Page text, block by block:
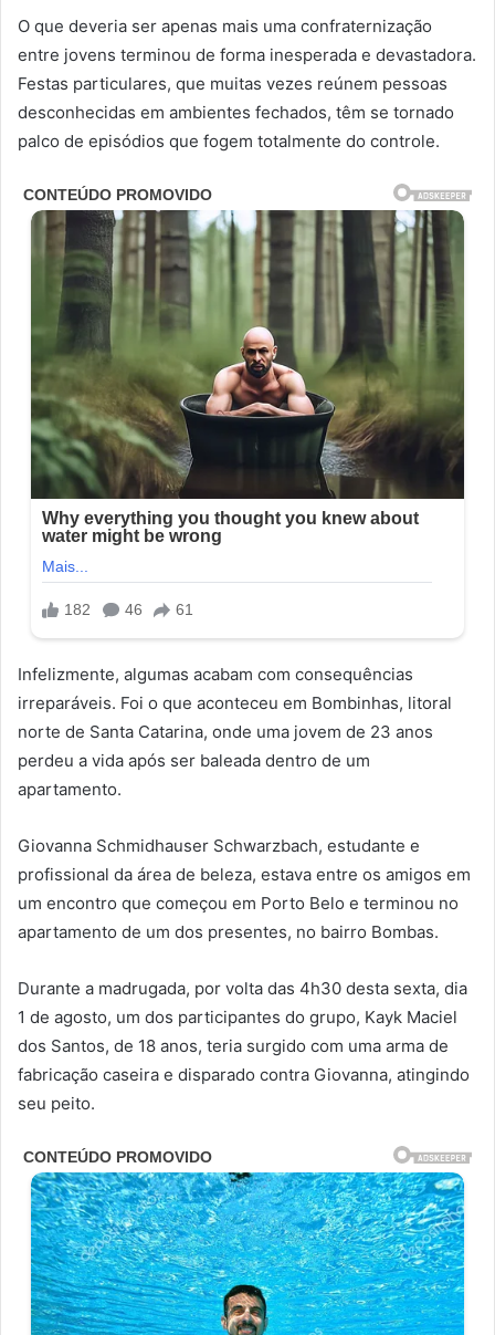
O que deveria ser apenas mais uma confraternização
entre jovens terminou de forma inesperada e devastadora.
Festas particulares, que muitas vezes reúnem pessoas
desconhecidas em ambientes fechados, têm se tornado
palco de episódios que fogem totalmente do controle.
Infelizmente, algumas acabam com consequências
irreparáveis. Foi o que aconteceu em Bombinhas, litoral
norte de Santa Catarina, onde uma jovem de 23 anos
perdeu a vida após ser baleada dentro de um
apartamento.
Giovanna Schmidhauser Schwarzbach, estudante e
profissional da área de beleza, estava entre os amigos em
um encontro que começou em Porto Belo e terminou no
apartamento de um dos presentes, no bairro Bombas.
Durante a madrugada, por volta das 4h30 desta sexta, dia
1 de agosto, um dos participantes do grupo, Kayk Maciel
dos Santos, de 18 anos, teria surgido com uma arma de
fabricação caseira e disparado contra Giovanna, atingindo
seu peito.